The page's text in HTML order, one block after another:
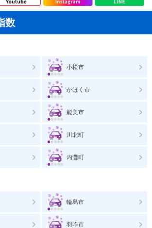
数
小松市
かほく市
能美市
川北町
内灘町
輪島市
羽咋市